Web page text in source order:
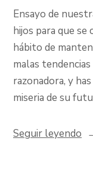
Ensayo de
hijos para que
hábito de
malas
razonadora, y
miseria de su
Seguir leyendo